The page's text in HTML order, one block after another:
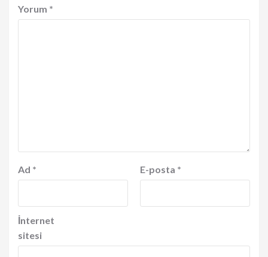
Yorum *
Ad * E-posta *
İnternet
sitesi